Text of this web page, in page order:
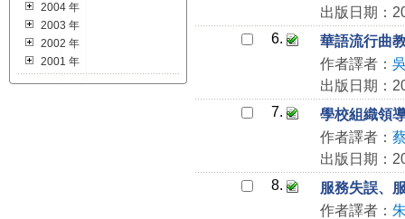
2004 年
2003 年
2002 年
2001 年
出版日期：
6.
華語流行曲
作者譯者：
出版日期：
7.
學校組織領
作者譯者：
出版日期：
8.
服務失誤、
作者譯者：